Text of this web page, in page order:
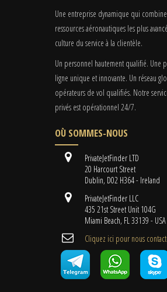
Une entreprise dynamique qui
ressources aéronautiques les plus
culture du service à la clientèle.
Un personnel hautement qualifié. Une
ligne unique et innovante. Un réseau
opérateurs de vol qualifiés. Notre
privés est opérationnel 24/7.
OÙ SOMMES-NOUS
PrivateJetFinder LTD
20 Harcourt Street
Dublin, D02 H364 - Ireland
PrivateJetFinder LLC
435 21st Street Unit 104G
Miami Beach, FL 33139 - USA
Cliquez ici pour nous